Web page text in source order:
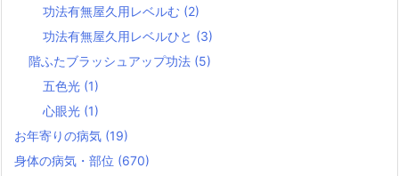
功法有無屋久用レベルむ (2)
功法有無屋久用レベルひと (3)
階ふたブラッシュアップ功法 (5)
五色光 (1)
心眼光 (1)
お年寄りの病気 (19)
身体の病気・部位 (670)